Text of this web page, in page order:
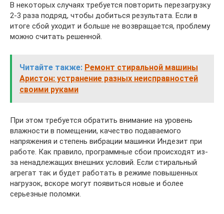
В некоторых случаях требуется повторить перезагрузку
2-3 раза подряд, чтобы добиться результата. Если в
итоге сбой уходит и больше не возвращается, проблему
можно считать решенной.
Читайте также: Ремонт стиральной машины
Аристон: устранение разных неисправностей
своими руками
При этом требуется обратить внимание на уровень
влажности в помещении, качество подаваемого
напряжения и степень вибрации машинки Индезит при
работе. Как правило, программные сбои происходят из-
за ненадлежащих внешних условий. Если стиральный
агрегат так и будет работать в режиме повышенных
нагрузок, вскоре могут появиться новые и более
серьезные поломки.